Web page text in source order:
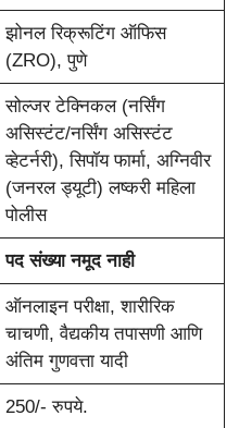
झोनल रिक्रूटिंग ऑफिस
(ZRO), पुणे
सोल्जर टेक्निकल (नर्सिंग
असिस्टंट/नर्सिंग असिस्टंट
व्हेटर्नरी), सिपॉय फार्मा, अग्निवीर
(जनरल ड्यूटी) लष्करी महिला
पोलीस
पद संख्या नमूद नाही
ऑनलाइन परीक्षा, शारीरिक
चाचणी, वैद्यकीय तपासणी आणि
अंतिम गुणवत्ता यादी
250/- रुपये.